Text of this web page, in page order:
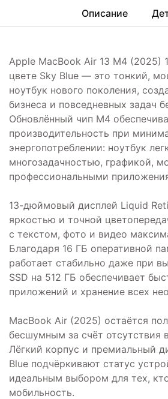
Описание
Apple MacBook Air 13 M4 (2025)
цвете Sky Blue — это тонкий,
ноутбук нового поколения,
бизнеса и повседневных задач
Обновлённый чип M4
производительность при
энергопотреблении: ноутбук
многозадачностью, графикой,
профессиональными
13-дюймовый дисплей Liquid
яркостью и точной
с текстом, фото и видео
Благодаря 16 ГБ оперативной
работает стабильно даже при
SSD на 512 ГБ обеспечивает
приложений и хранение всех
MacBook Air (2025) остаётся
бесшумным за счёт отсутствия
Лёгкий корпус и премиальный
Blue подчёркивают статус
идеальным выбором для тех,
мобильность.